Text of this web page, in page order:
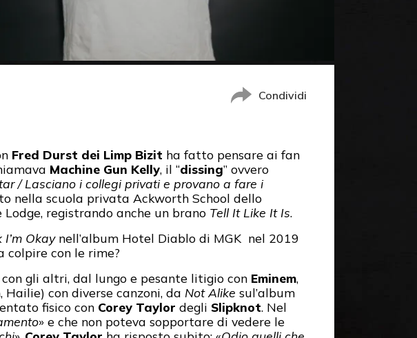
Condividi
Fred Durst dei Limp Bizit ha fatto pensare ai fan
Machine Gun Kelly, il “dissing” ovvero
/ Lasciano i collegi privati e provano a fare i
nella scuola privata Ackworth School dello
registrando anche un brano Tell It Like It Is.
I’m Okaynell’album Hotel Diablo di MGK nel 2019
con le rime?
gli altri, dal lungo e pesante litigio con Eminem,
con diverse canzoni, da Not Alike sul’album
fisico con Corey Taylor degli Slipknot. Nel
» e che non poteva sopportare di vedere le